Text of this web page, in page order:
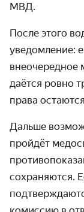
МВД.
После этого
уведомление:
внеочередное
даётся ровно
права
Дальше
пройдёт
сохраняются.